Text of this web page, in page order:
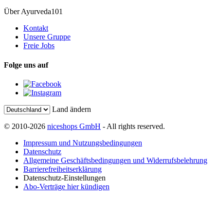
Über Ayurveda101
Kontakt
Unsere Gruppe
Freie Jobs
Folge uns auf
Land ändern
© 2010-2026 niceshops GmbH - All rights reserved.
Impressum und Nutzungsbedingungen
Datenschutz
Allgemeine Geschäftsbedingungen und Widerrufsbelehrung
Barrierefreiheitserklärung
Datenschutz-Einstellungen
Abo-Verträge hier kündigen